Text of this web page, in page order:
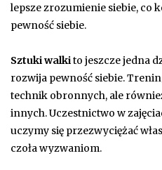
lepsze zrozumienie siebie, co
pewność siebie.
Sztuki walkito jeszcze jedna
rozwija pewność siebie.
technik obronnych, ale
innych. Uczestnictwo w
uczymy się przezwyciężać
czoła wyzwaniom.